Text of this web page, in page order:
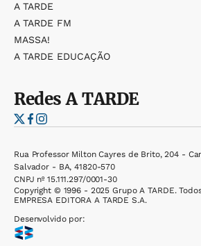
A TARDE
A TARDE FM
MASSA!
A TARDE EDUCAÇÃO
RedesA TARDE
Rua Professor Milton Cayres de Brito, 204 -
Salvador - BA, 41820-570
CNPJ nº 15.111.297/0001-30
Copyright © 1996 - 2025 Grupo A TARDE.
EMPRESA EDITORA A TARDE S.A.
Desenvolvido por: